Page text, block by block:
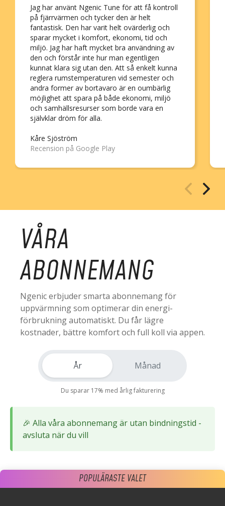
Jag har använt Ngenic Tune för att få kontroll
på fjärrvärmen och tycker den är helt
fantastisk. Den har varit helt ovärderlig och
sparar mycket i komfort, ekonomi, tid och
miljö. Jag har haft mycket bra användning av
den och förstår inte hur man egentligen
kunnat klara sig utan den. Att så enkelt kunna
reglera rumstemperaturen vid semester och
andra former av bortavaro är en oumbärlig
möjlighet att spara på både ekonomi, miljö
och samhällsresurser som borde vara en
självklar dröm för alla.
Kåre Sjöström
Recension på Google Play
VÅRA
ABONNEMANG
Ngenic erbjuder smarta abonnemang för
uppvärmning som optimerar din energi-
förbrukning automatiskt. Du får lägre
kostnader, bättre komfort och full koll via appen.
År Månad
Du sparar 17% med årlig fakturering
🎉 Alla våra abonnemang är utan bindningstid -
avsluta när du vill
POPULÄRASTE VALET
POPULÄRASTE VALET